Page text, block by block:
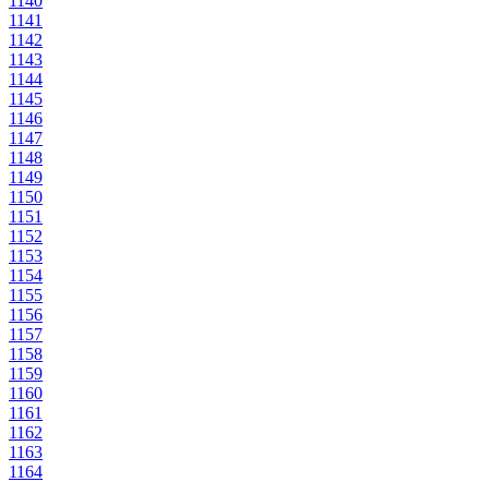
1141
1142
1143
1144
1145
1146
1147
1148
1149
1150
1151
1152
1153
1154
1155
1156
1157
1158
1159
1160
1161
1162
1163
1164